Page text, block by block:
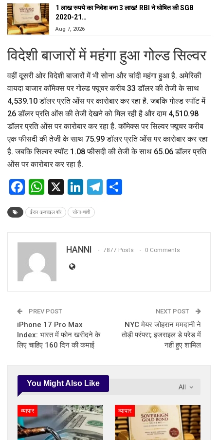
1 लाख रुपये का निवेश बना 3 लाख! RBI ने घोषित की SGB
2020-21…
Aug 7, 2026
विदेशी बाजारों में महंगा हुआ गोल्ड सिल्वर
वहीं दूसरी ओर विदेशी बाजारों में भी सोना और चांदी महंगा हुआ है. अमेरिकी
वायदा बाजार कॉमेक्स पर गोल्ड फ्यूचर करीब 33 डॉलर की तेजी के साथ
4,539.10 डॉलर प्रति ओंस पर कारोबार कर रहा है. जबकि गोल्ड स्पॉट में
26 डॉलर प्रति ओंस की तेजी देखने को मिल रही है और दाम 4,510.98
डॉलर प्रति ओंस पर कारोबार कर रहा है. कॉमेक्स पर सिल्वर फ्यूचर करीब
एक फीसदी की तेजी के साथ 75.99 डॉलर प्रति ओंस पर कारोबार कर रहा
है. जबकि सिल्वर स्पॉट 1.08 फीसदी की तेजी के साथ 65.06 डॉलर प्रति
ओंस पर कारोबार कर रहा है.
Facebook
WhatsApp
X LinkedIn
Telegram
ईरान-इजराइल वॉर सोना-चांदी
HANNI 7877 Posts 0 Comments
PREV POST
iPhone 17 Pro Max
Index: भारत में फोन खरीदने के
लिए चाहिए 160 दिन की कमाई
NEXT POST
NYC मेयर जोहरान ममदानी ने
तोड़ी परंपरा; इजराइल डे परेड में
नहीं हुए शामिल
All
You Might Also Like
व्यापार व्यापार